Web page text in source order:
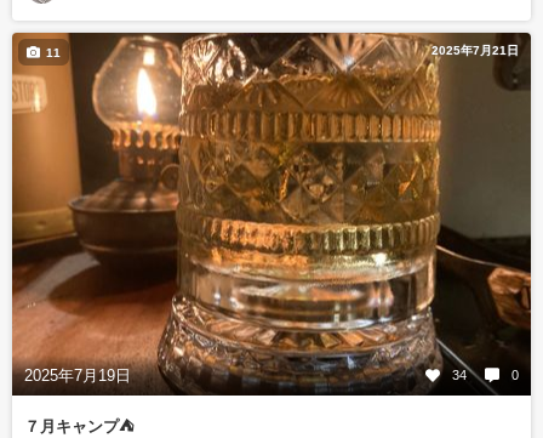
2025年7月21日
2025年7月19日 34 0
11
７月キャンプ⛺️